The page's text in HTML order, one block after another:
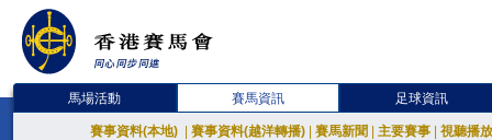
馬場活動 賽馬資訊 足球資訊
賽事資料(本地) 賽事資料(越洋轉播) 賽馬新聞 主要賽事 視聽播